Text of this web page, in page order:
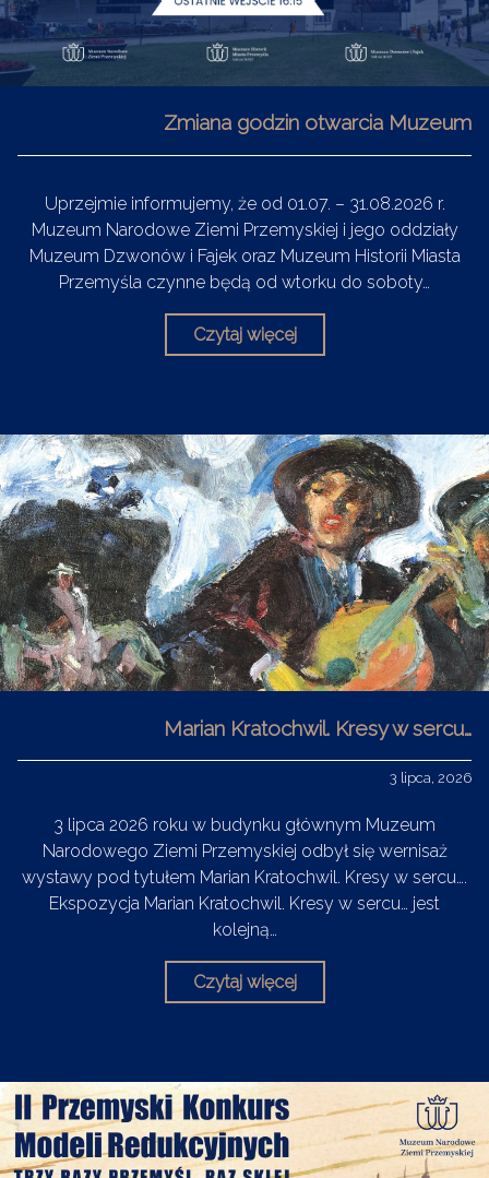
Zmiana godzin otwarcia Muzeum
Uprzejmie informujemy, że od 01.07. – 31.08.2026 r.
Muzeum Narodowe Ziemi Przemyskiej i jego oddziały
Muzeum Dzwonów i Fajek oraz Muzeum Historii Miasta
Przemyśla czynne będą od wtorku do soboty…
Czytaj więcej
Marian Kratochwil. Kresy w sercu…
3 lipca, 2026
3 lipca 2026 roku w budynku głównym Muzeum
Narodowego Ziemi Przemyskiej odbył się wernisaż
wystawy pod tytułem Marian Kratochwil. Kresy w sercu….
Ekspozycja Marian Kratochwil. Kresy w sercu… jest
kolejną…
Czytaj więcej